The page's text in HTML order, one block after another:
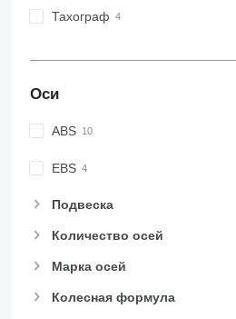
Тахограф
Оси
ABS
EBS
Подвеска
Количество осей
Марка осей
Колесная формула